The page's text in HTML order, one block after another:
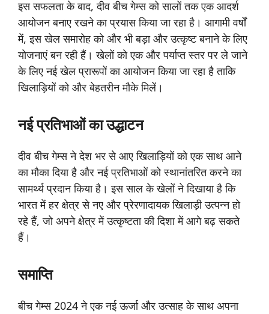
इस सफलता के बाद, दीव बीच गेम्स को सालों तक एक आदर्श
आयोजन बनाए रखने का प्रयास किया जा रहा है। आगामी वर्षों
में, इस खेल समारोह को और भी बड़ा और उत्कृष्ट बनाने के लिए
योजनाएं बन रही हैं। खेलों को एक और पर्याप्त स्तर पर ले जाने
के लिए नई खेल प्रारूपों का आयोजन किया जा रहा है ताकि
खिलाड़ियों को और बेहतरीन मौके मिलें।
नईप्रतिभाओंकाउद्धाटन
दीव बीच गेम्स ने देश भर से आए खिलाड़ियों को एक साथ आने
का मौका दिया है और नई प्रतिभाओं को स्थानांतरित करने का
सामर्थ्य प्रदान किया है। इस साल के खेलों ने दिखाया है कि
भारत में हर क्षेत्र से नए और प्रेरणादायक खिलाड़ी उत्पन्न हो
रहे हैं, जो अपने क्षेत्र में उत्कृष्टता की दिशा में आगे बढ़ सकते
हैं।
समाप्ति
बीच गेम्स 2024 ने एक नई ऊर्जा और उत्साह के साथ अपना